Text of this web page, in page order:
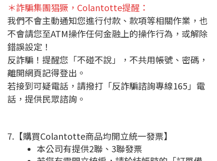
＊詐騙集團猖獗，Colantotte提醒：
我們不會主動通知您進行付款、款項等相關作業，也
不會請您至ATM操作任何金融上的操作行為，或解除
錯誤設定！
反詐騙！提醒您「不碰不說」，不共用帳號、密碼，
離開網頁記得登出。
若接到可疑電話，請撥打「反詐騙諮詢專線165」電
話，提供民眾諮詢。
7.【購買Colantotte商品均開立統一發票】
本公司有提供2聯、3聯發票